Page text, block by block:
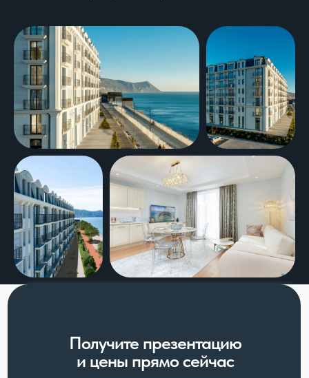
Получите презентацию
и цены прямо сейчас